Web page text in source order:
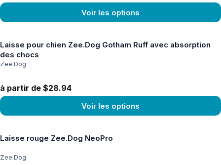
Voir les options
Laisse pour chien Zee.Dog Gotham Ruff avec absorption
des chocs
Zee.Dog
à partir de $28.94
Voir les options
Laisse rouge Zee.Dog NeoPro
Zee.Dog